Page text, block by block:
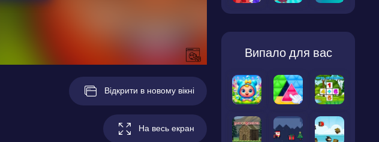
Відкрити в новому вікні
На весь екран
Випало для вас